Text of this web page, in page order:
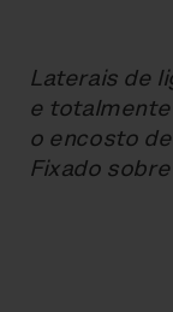
Laterais de
e
o encosto
Fixado